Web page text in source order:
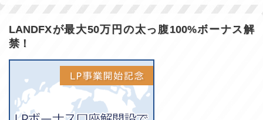
LANDFXが最大50万円の太っ腹100%ボーナス解
禁！